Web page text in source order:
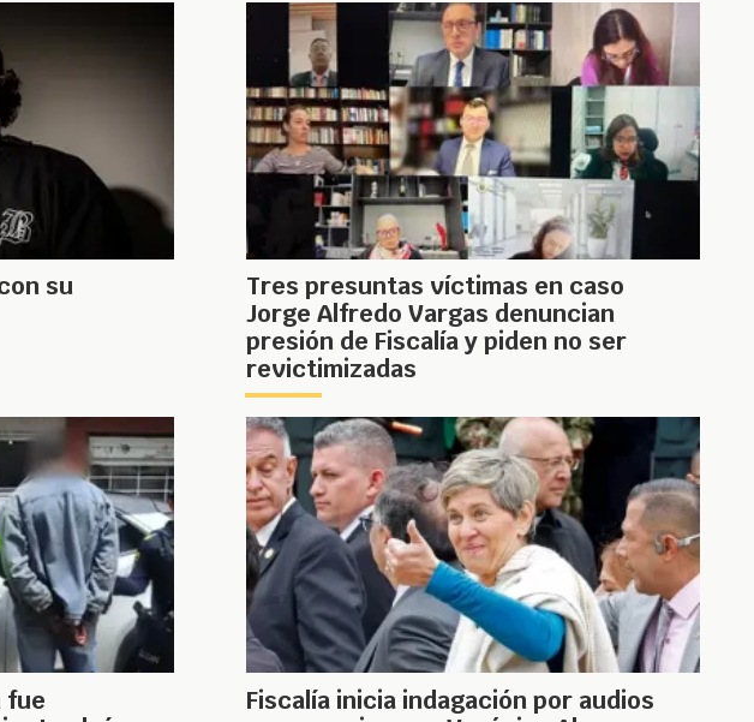
su
Tres presuntas víctimas en caso
Jorge Alfredo Vargas denuncian
presión de Fiscalía y piden no ser
revictimizadas
fue
Fiscalía inicia indagación por audios